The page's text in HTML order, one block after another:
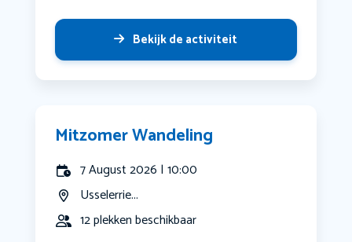
Bekijk de activiteit
Mitzomer Wandeling
7 August 2026 | 10:00
Usselerrie...
12 plekken beschikbaar